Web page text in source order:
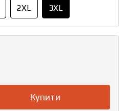
2XL 3XL
Купити